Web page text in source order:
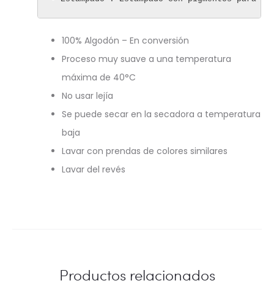
100% Algodón – En conversión
Proceso muy suave a una temperatura
máxima de 40°C
No usar lejía
Se puede secar en la secadora a temperatura
baja
Lavar con prendas de colores similares
Lavar del revés
Productos relacionados